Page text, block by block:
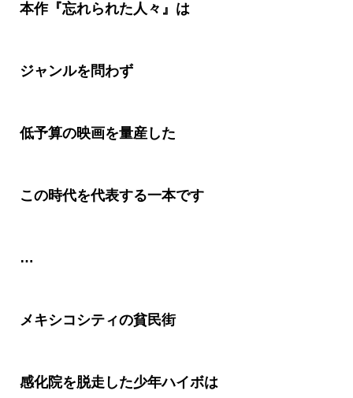
本作『忘れられた人々』は
ジャンルを問わず
低予算の映画を量産した
この時代を代表する一本です
…
メキシコシティの貧民街
感化院を脱走した少年ハイボは